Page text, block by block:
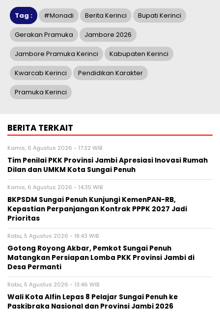
Tag : #monadi Berita Kerinci Bupati Kerinci
Gerakan Pramuka Jambore 2026
Jambore Pramuka Kerinci Kabupaten Kerinci
Kwarcab Kerinci Pendidikan Karakter
Pramuka Kerinci
BERITA TERKAIT
Kamis, 6 Agustus 2026 - 17:32 WIB
Tim Penilai PKK Provinsi Jambi Apresiasi Inovasi Rumah
Dilan dan UMKM Kota Sungai Penuh
Kamis, 6 Agustus 2026 - 14:35 WIB
BKPSDM Sungai Penuh Kunjungi KemenPAN-RB,
Kepastian Perpanjangan Kontrak PPPK 2027 Jadi
Prioritas
Rabu, 5 Agustus 2026 - 18:43 WIB
Gotong Royong Akbar, Pemkot Sungai Penuh
Matangkan Persiapan Lomba PKK Provinsi Jambi di
Desa Permanti
Rabu, 5 Agustus 2026 - 13:46 WIB
Wali Kota Alfin Lepas 8 Pelajar Sungai Penuh ke
Paskibraka Nasional dan Provinsi Jambi 2026